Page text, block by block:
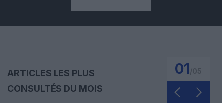
ARTICLES LES PLUS
CONSULTÉS DU MOIS
01